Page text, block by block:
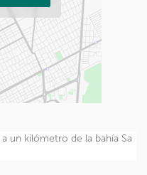
un kilómetro de la bahía Sa